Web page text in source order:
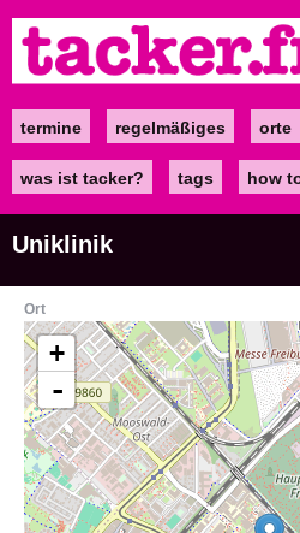
zum
Inhalt
Maintermine regelmäßiges orte
was ist tacker? tags how
Uniklinik
Ort
+
-